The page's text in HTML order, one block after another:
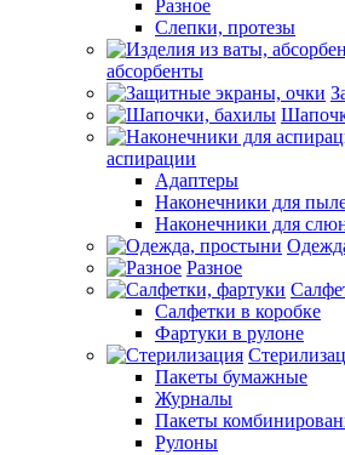
Разное
Слепки, протезы
абсорбенты
аспирации
Адаптеры
Наконечники для
Наконечники для
Разное
Салфетки в коробке
Фартуки в рулоне
Пакеты бумажные
Журналы
Пакеты
Рулоны